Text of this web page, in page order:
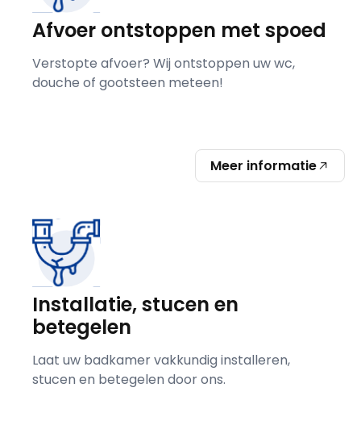
Afvoer ontstoppen met spoed
Verstopte afvoer? Wij ontstoppen uw wc,
douche of gootsteen meteen!
Meer informatie
Installatie, stucen en
betegelen
Laat uw badkamer vakkundig installeren,
stucen en betegelen door ons.